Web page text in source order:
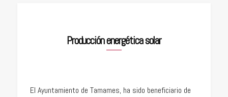
Producción energética solar
El Ayuntamiento de Tamames, ha sido beneficiario de